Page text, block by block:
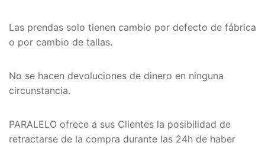
Las prendas solo tienen cambio por defecto de fábrica
o por cambio de tallas.
No se hacen devoluciones de dinero en ninguna
circunstancia.
PARALELO ofrece a sus Clientes la posibilidad de
retractarse de la compra durante las 24h de haber